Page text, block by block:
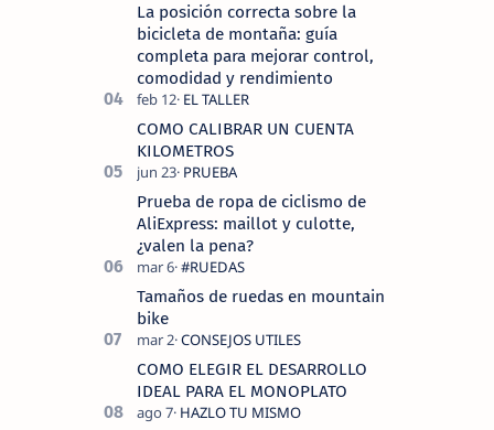
La posición correcta sobre la
bicicleta de montaña: guía
completa para mejorar control,
comodidad y rendimiento
COMO CALIBRAR UN CUENTA
KILOMETROS
Prueba de ropa de ciclismo de
AliExpress: maillot y culotte,
¿valen la pena?
Tamaños de ruedas en mountain
bike
COMO ELEGIR EL DESARROLLO
IDEAL PARA EL MONOPLATO